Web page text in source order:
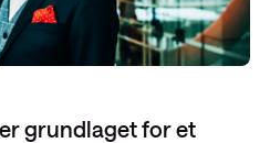
grundlaget for et